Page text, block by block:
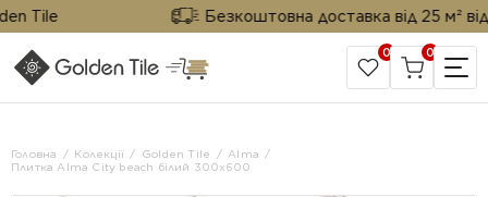
Tile Безкоштовна доставка від 25 м² від
САЙТ КОМПАНІЇ
0 0
Головна Колекції Golden Tile
Alma
Плитка Alma City beach білий 300x600